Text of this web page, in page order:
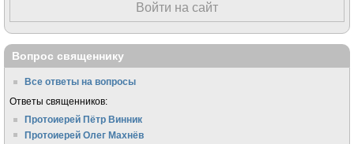
Войти на сайт
Вопрос священнику
Все ответы на вопросы
Ответы священников:
Протоиерей Пётр Винник
Протоиерей Олег Махнёв